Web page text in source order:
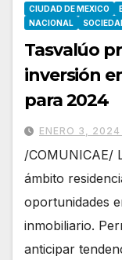
CIUDAD DE MEXICO
NACIONAL
Tasvalúo
inversión
para 2024
ENERO 3, 2024
/COMUNICAE/
ámbito
oportunidades
inmobiliario.
anticipar